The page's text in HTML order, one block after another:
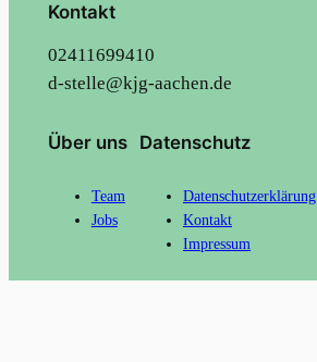
Kontakt
02411699410
d-stelle@kjg-aachen.de
Über uns
Team
Jobs
Datenschutz
Datenschutzerklärung
Kontakt
Impressum